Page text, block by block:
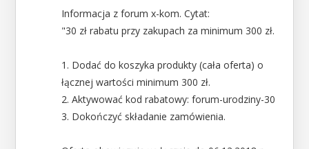
Informacja z forum x-kom. Cytat:
"30 zł rabatu przy zakupach za minimum 300 zł.
1. Dodać do koszyka produkty (cała oferta) o
łącznej wartości minimum 300 zł.
2. Aktywować kod rabatowy: forum-urodziny-30
3. Dokończyć składanie zamówienia.